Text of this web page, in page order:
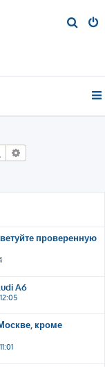
Поиск
проверенную
A6
кроме